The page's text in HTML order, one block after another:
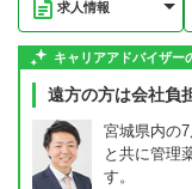
求人情報
キャリアアドバイザー
遠方の方は会社負
宮城県内の
と共に管理
す。